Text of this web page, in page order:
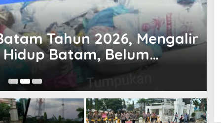
Memikirkan
Gubernur Kepri,
Lahan Sekolah Untuk